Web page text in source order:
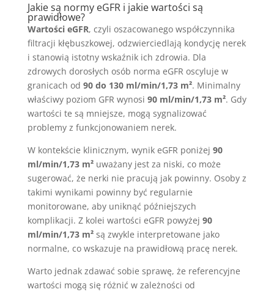
Jakie są normy eGFR i jakie wartości są
prawidłowe?
Wartości eGFR, czyli oszacowanego współczynnika
filtracji kłębuszkowej, odzwierciedlają kondycję nerek
i stanowią istotny wskaźnik ich zdrowia. Dla
zdrowych dorosłych osób norma eGFR oscyluje w
granicach od 90 do 130 ml/min/1,73 m². Minimalny
właściwy poziom GFR wynosi 90 ml/min/1,73 m². Gdy
wartości te są mniejsze, mogą sygnalizować
problemy z funkcjonowaniem nerek.
W kontekście klinicznym, wynik eGFR poniżej 90
ml/min/1,73 m²uważany jest za niski, co może
sugerować, że nerki nie pracują jak powinny. Osoby z
takimi wynikami powinny być regularnie
monitorowane, aby uniknąć późniejszych
komplikacji. Z kolei wartości eGFR powyżej 90
ml/min/1,73 m²są zwykle interpretowane jako
normalne, co wskazuje na prawidłową pracę nerek.
Warto jednak zdawać sobie sprawę, że referencyjne
wartości mogą się różnić w zależności od